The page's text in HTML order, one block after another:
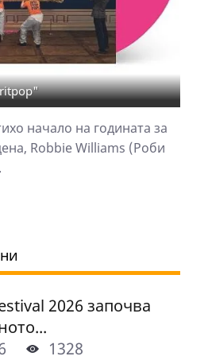
начало на годината за
Robbie Williams (Роби
2026 започва
1328